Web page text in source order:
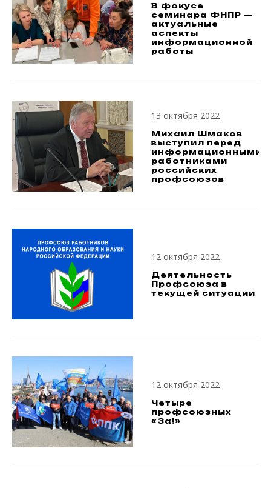
В фокусе
семинара ФНПР —
актуальные
аспекты
информационной
работы
13 октября 2022
Михаил Шмаков
выступил перед
информационными
работниками
российских
профсоюзов
12 октября 2022
Деятельность
Профсоюза в
текущей ситуации
12 октября 2022
Четыре
профсоюзных
«За!»